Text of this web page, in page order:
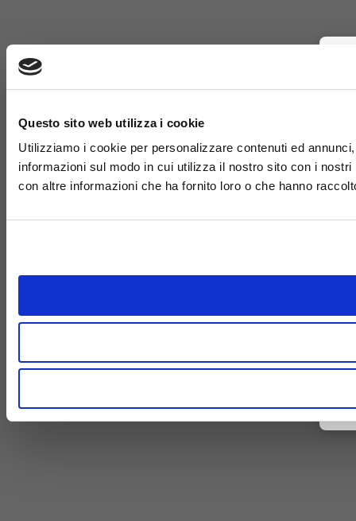
Questo sito web utilizza i cookie
Utilizziamo i cookie per personalizzare contenuti ed
informazioni sul modo in cui utilizza il nostro sito con i
con altre informazioni che ha fornito loro o che hanno